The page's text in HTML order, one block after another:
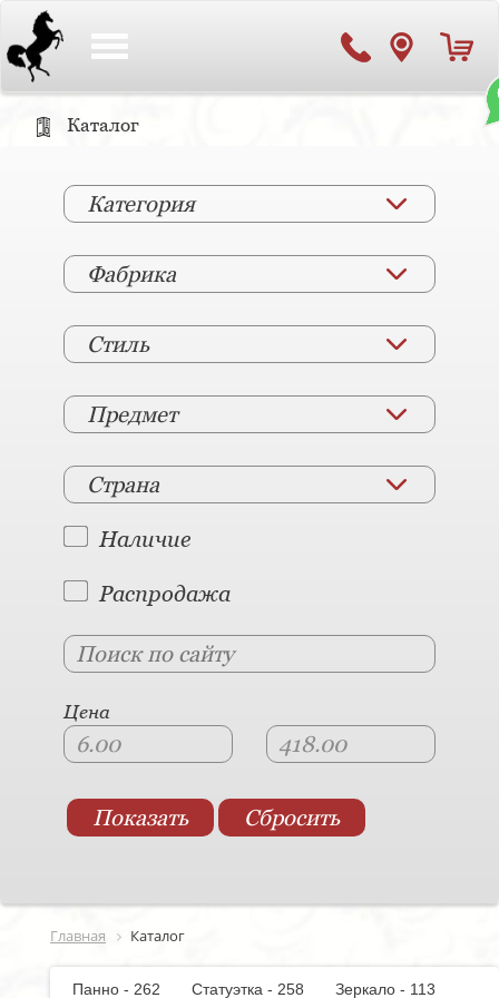
Каталог
Категория
Фабрика
Стиль
Предмет
Страна
Наличие
Распродажа
Цена
Главная Каталог
Панно - 262 Статуэтка - 258
Зеркало - 113